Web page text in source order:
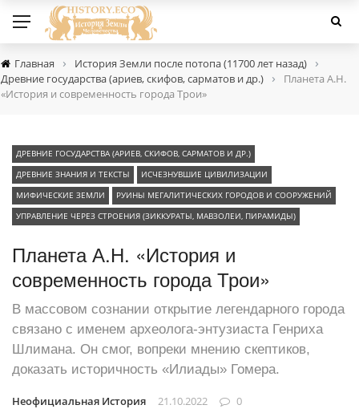
Главная › История Земли после потопа (11700 лет назад) ›
Древние государства (ариев, скифов, сарматов и др.) ›
Планета А.Н.
«История и современность города Трои»
ДРЕВНИЕ ГОСУДАРСТВА (АРИЕВ, СКИФОВ, САРМАТОВ И ДР.)
ДРЕВНИЕ ЗНАНИЯ И ТЕКСТЫ
ИСЧЕЗНУВШИЕ ЦИВИЛИЗАЦИИ
МИФИЧЕСКИЕ ЗЕМЛИ
РУИНЫ МЕГАЛИТИЧЕСКИХ ГОРОДОВ И СООРУЖЕНИЙ
УПРАВЛЕНИЕ ЧЕРЕЗ СТРОЕНИЯ (ЗИККУРАТЫ, МАВЗОЛЕИ, ПИРАМИДЫ)
Планета А.Н. «История и
современность города Трои»
В массовом сознании открытие легендарного города
связано с именем археолога-энтузиаста Генриха
Шлимана. Он смог, вопреки мнению скептиков,
доказать историчность «Илиады» Гомера.
Неофициальная История 21.10.2022 0